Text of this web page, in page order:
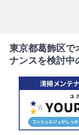
東京都葛飾区で
ナンスを検討中